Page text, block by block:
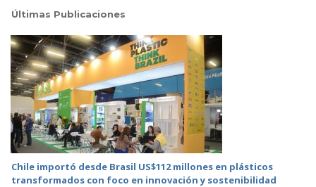
Últimas Publicaciones
Chile importó desde Brasil US$112 millones en plásticos
transformados con foco en innovación y sostenibilidad